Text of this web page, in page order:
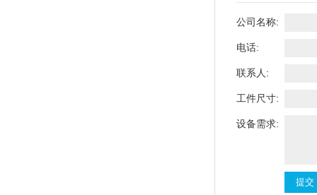
公司名称:
电话:
联系人:
工件尺寸:
设备需求: